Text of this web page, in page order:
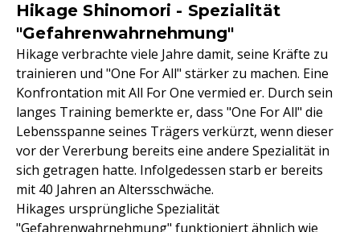
Hikage Shinomori - Spezialität
"Gefahrenwahrnehmung"
Hikage verbrachte viele Jahre damit, seine Kräfte zu
trainieren und "One For All" stärker zu machen. Eine
Konfrontation mit All For One vermied er. Durch sein
langes Training bemerkte er, dass "One For All" die
Lebensspanne seines Trägers verkürzt, wenn dieser
vor der Vererbung bereits eine andere Spezialität in
sich getragen hatte. Infolgedessen starb er bereits
mit 40 Jahren an Altersschwäche.
Hikages ursprüngliche Spezialität
"Gefahrenwahrnehmung" funktioniert ähnlich wie